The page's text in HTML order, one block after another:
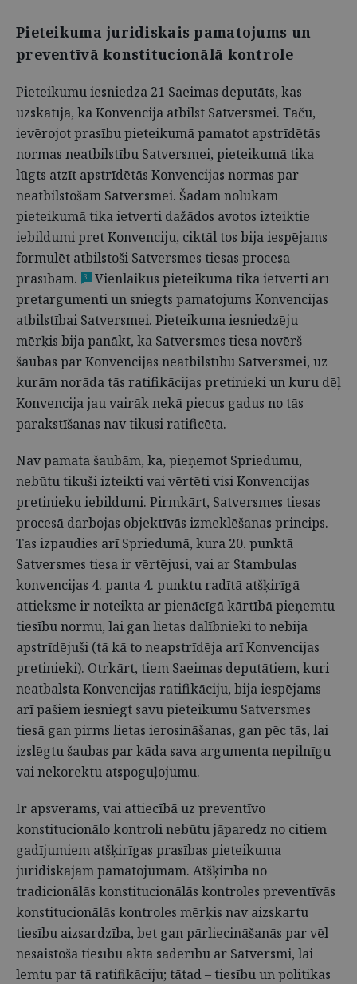
Pieteikuma juridiskais pamatojums un
preventīvā konstitucionālā kontrole
Pieteikumu iesniedza 21 Saeimas deputāts, kas
uzskatīja, ka Konvencija atbilst Satversmei. Taču,
ievērojot prasību pieteikumā pamatot apstrīdētās
normas neatbilstību Satversmei, pieteikumā tika
lūgts atzīt apstrīdētās Konvencijas normas par
neatbilstošām Satversmei. Šādam nolūkam
pieteikumā tika ietverti dažādos avotos izteiktie
iebildumi pret Konvenciju, ciktāl tos bija iespējams
formulēt atbilstoši Satversmes tiesas procesa
prasībām.
3
Vienlaikus pieteikumā tika ietverti arī
pretargumenti un sniegts pamatojums Konvencijas
atbilstībai Satversmei. Pieteikuma iesniedzēju
mērķis bija panākt, ka Satversmes tiesa novērš
šaubas par Konvencijas neatbilstību Satversmei, uz
kurām norāda tās ratifikācijas pretinieki un kuru dēļ
Konvencija jau vairāk nekā piecus gadus no tās
parakstīšanas nav tikusi ratificēta.
Nav pamata šaubām, ka, pieņemot Spriedumu,
nebūtu tikuši izteikti vai vērtēti visi Konvencijas
pretinieku iebildumi. Pirmkārt, Satversmes tiesas
procesā darbojas objektīvās izmeklēšanas princips.
Tas izpaudies arī Spriedumā, kura 20. punktā
Satversmes tiesa ir vērtējusi, vai ar Stambulas
konvencijas 4. panta 4. punktu radītā atšķirīgā
attieksme ir noteikta ar pienācīgā kārtībā pieņemtu
tiesību normu, lai gan lietas dalībnieki to nebija
apstrīdējuši (tā kā to neapstrīdēja arī Konvencijas
pretinieki). Otrkārt, tiem Saeimas deputātiem, kuri
neatbalsta Konvencijas ratifikāciju, bija iespējams
arī pašiem iesniegt savu pieteikumu Satversmes
tiesā gan pirms lietas ierosināšanas, gan pēc tās, lai
izslēgtu šaubas par kāda sava argumenta nepilnīgu
vai nekorektu atspoguļojumu.
Ir apsverams, vai attiecībā uz preventīvo
konstitucionālo kontroli nebūtu jāparedz no citiem
gadījumiem atšķirīgas prasības pieteikuma
juridiskajam pamatojumam. Atšķirībā no
tradicionālās konstitucionālās kontroles preventīvās
konstitucionālās kontroles mērķis nav aizskartu
tiesību aizsardzība, bet gan pārliecināšanās par vēl
nesaistoša tiesību akta saderību ar Satversmi, lai
lemtu par tā ratifikāciju; tātad – tiesību un politikas